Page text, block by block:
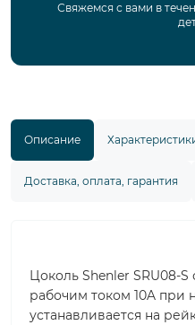
Свяжемся с вами в
Описание
Доставка, оплата, гарантия
Цоколь Shenler SRU08-
рабочим током 10A при
устанавливается на